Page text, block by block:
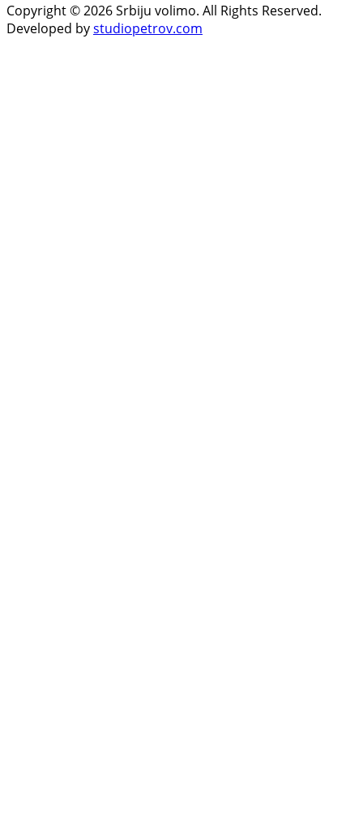
Copyright © 2026 Srbiju volimo. All Rights Reserved.
Developed bystudiopetrov.com